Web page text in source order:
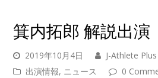
箕内拓郎 解説出演
2019年10月4日
J-Athlete Plus
出演情報, ニュース 0